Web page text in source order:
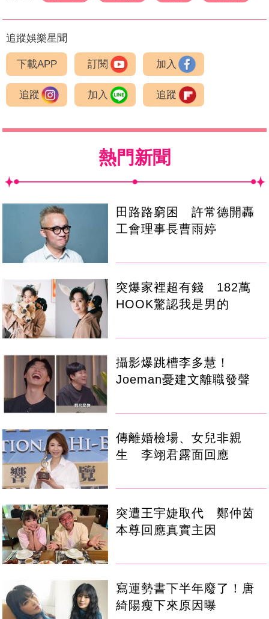
追蹤娛樂星聞
下載APP 訂閱 加入
追蹤 加入 追蹤
熱門新聞
田路路窮困 許常德開轟
工會理事長曹雨婷
突爆家裡超有錢 182萬
HOOK驚認我是男的
攝影爆跳槽李多慧！
Joeman憂建文離職發聲
傳離婚檢場、女兒非親
生 李翊君露面回應
突遭王宇婕取代 鄭仲茵
本尊回應真實主因
寫運勢書下半年廢了！唐
綺陽瘦下來原因曝